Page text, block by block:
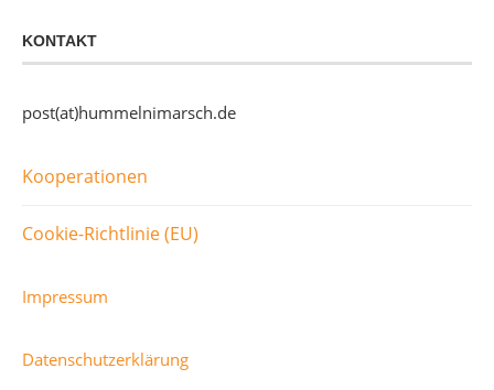
KONTAKT
post(at)hummelnimarsch.de
Kooperationen
Cookie-Richtlinie (EU)
Impressum
Datenschutzerklärung